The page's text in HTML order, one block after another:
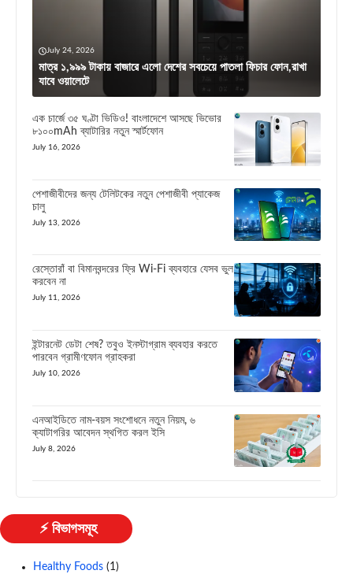
July 24, 2026
মাত্র ১,৯৯৯ টাকায় বাজারে এলো দেশের সবচেয়ে পাতলা ফিচার ফোন,রাখা
যাবে ওয়ালেটে
এক চার্জে ৩৫ ঘণ্টা ভিডিও! বাংলাদেশে আসছে ভিভোর
৮১০০mAh ব্যাটারির নতুন স্মার্টফোন
July 16, 2026
পেশাজীবীদের জন্য টেলিটকের নতুন পেশাজীবী প্যাকেজ
চালু
July 13, 2026
রেস্তোরাঁ বা বিমানবন্দরের ফ্রি Wi-Fi ব্যবহারে যেসব ভুল
করবেন না
July 11, 2026
ইন্টারনেট ডেটা শেষ? তবুও ইনস্টাগ্রাম ব্যবহার করতে
পারবেন গ্রামীণফোন গ্রাহকরা
July 10, 2026
এনআইডিতে নাম-বয়স সংশোধনে নতুন নিয়ম, ৬
ক্যাটাগরির আবেদন স্থগিত করল ইসি
July 8, 2026
⚡ বিভাগসমূহ
Healthy Foods (1)